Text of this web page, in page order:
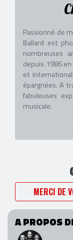
Passionné de
Ballard est
nombreuses
depuis 1986
et
épargnées. A
fabuleuses
musicale.
MERCI DE
A PROPOS